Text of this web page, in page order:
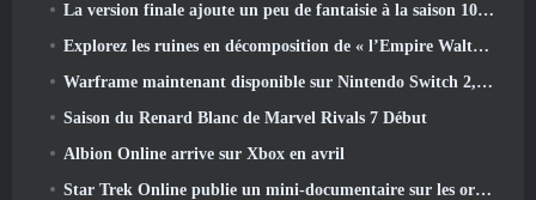
La version finale ajoute un peu de fantaisie à la saison 10 Lancements
Explorez les ruines en décomposition de « l’Empire Walthen » dans la prochaine mise à jour majeure de RAVEN2
Warframe maintenant disponible sur Nintendo Switch 2, Juste à temps pour le lancement de Shadowgrapher
Saison du Renard Blanc de Marvel Rivals 7 Début
Albion Online arrive sur Xbox en avril
Star Trek Online publie un mini-documentaire sur les origines de la Fédération pour célébrer le 16e anniversaire